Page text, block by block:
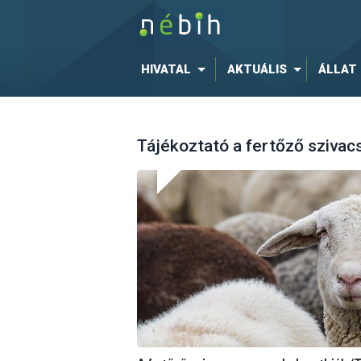
HIVATAL AKTUÁLIS ÁLLAT
Tájékoztató a fertőző